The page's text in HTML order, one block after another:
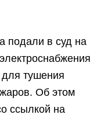
подали в суд на
для тушения
Об этом
ссылкой на